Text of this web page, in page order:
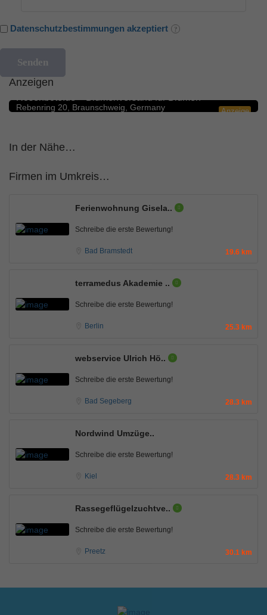
Datenschutzbestimmungen akzeptiert
Anzeigen
Anzeige
Blumengeschäfte
Rebenring 20, Braunschweig, Germany
In der Nähe…
Firmen im Umkreis…
Ferienwohnung Gisela..
Schreibe die erste Bewertung!
Bad Bramstedt 19.6 km
terramedus Akademie ..
Schreibe die erste Bewertung!
Berlin 25.3 km
webservice Ulrich Hö..
Schreibe die erste Bewertung!
Bad Segeberg 28.3 km
Nordwind Umzüge..
Schreibe die erste Bewertung!
Kiel 28.3 km
Rassegeflügelzuchtve..
Schreibe die erste Bewertung!
Preetz 30.1 km